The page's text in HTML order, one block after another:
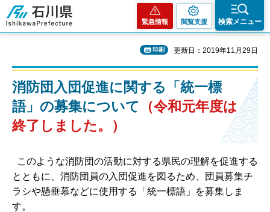
石川県
緊急情報 閲覧支援 検索メニュー
印刷 更新日：2019年11月29日
消防団入団促進に関する「統一標
語」の募集について （令和元年度は
終了しました。）
このような消防団の活動に対する県民の理解を促進する
とともに、消防団員の入団促進を図るため、団員募集チ
ラシや懸垂幕などに使用する「統一標語」を募集しま
す。